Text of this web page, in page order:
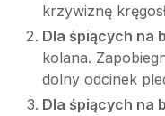
krzywiznę
Dla śpiących na
kolana.
dolny odcinek
Dla śpiących na